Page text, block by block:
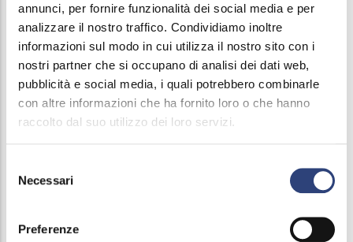
annunci, per fornire funzionalità dei social media e per
analizzare il nostro traffico. Condividiamo inoltre
informazioni sul modo in cui utilizza il nostro sito con i
nostri partner che si occupano di analisi dei dati web,
pubblicità e social media, i quali potrebbero combinarle
con altre informazioni che ha fornito loro o che hanno
raccolto dal suo utilizzo dei loro servizi.
delNecessari
Preferenze
Main
navigation
News
Giornata Provinciale dell'Acqua